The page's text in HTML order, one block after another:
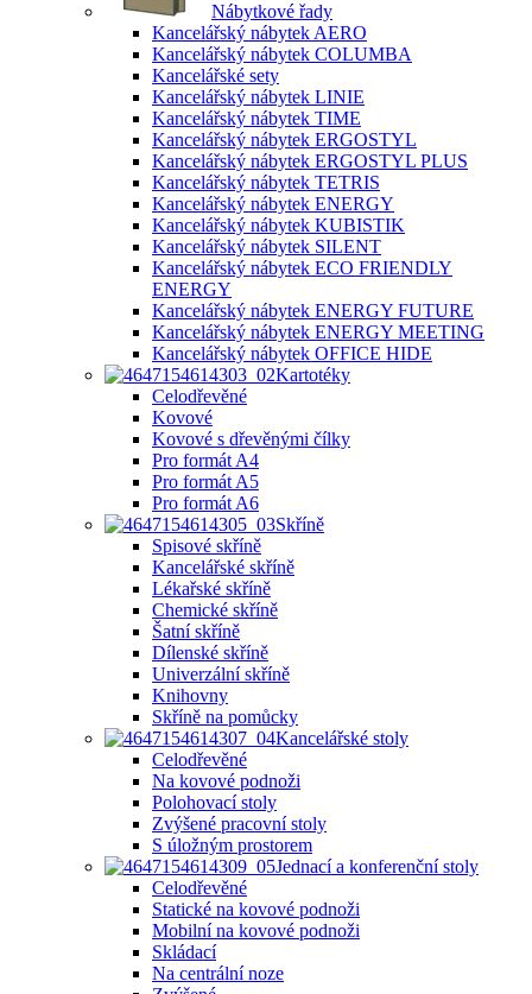
Nábytkové řady
Kancelářský nábytek AERO
Kancelářský nábytek COLUMBA
Kancelářské sety
Kancelářský nábytek LINIE
Kancelářský nábytek TIME
Kancelářský nábytek ERGOSTYL
Kancelářský nábytek ERGOSTYL PLUS
Kancelářský nábytek TETRIS
Kancelářský nábytek ENERGY
Kancelářský nábytek KUBISTIK
Kancelářský nábytek SILENT
Kancelářský nábytek ECO FRIENDLY
ENERGY
Kancelářský nábytek ENERGY FUTURE
Kancelářský nábytek ENERGY MEETING
Kancelářský nábytek OFFICE HIDE
Kartotéky
Celodřevěné
Kovové
Kovové s dřevěnými čílky
Pro formát A4
Pro formát A5
Pro formát A6
Skříně
Spisové skříně
Kancelářské skříně
Lékařské skříně
Chemické skříně
Šatní skříně
Dílenské skříně
Univerzální skříně
Knihovny
Skříně na pomůcky
Kancelářské stoly
Celodřevěné
Na kovové podnoži
Polohovací stoly
Zvýšené pracovní stoly
S úložným prostorem
Jednací a konferenční stoly
Celodřevěné
Statické na kovové podnoži
Mobilní na kovové podnoži
Skládací
Na centrální noze